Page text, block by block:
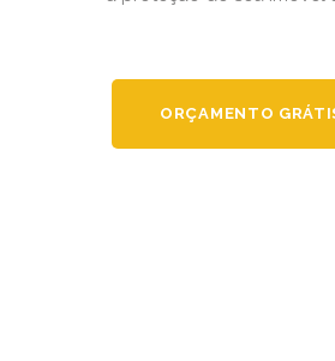
ORÇAMENTO